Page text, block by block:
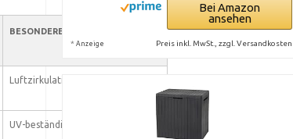
BESONDERE EIGENSCHAFTEN
Luftzirkulation, abschließbar
UV-beständig, wetterfest
Bei Amazon
ansehen
* Anzeige Preis inkl. MwSt., zzgl. Versandkosten